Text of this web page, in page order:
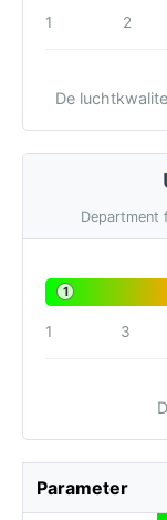
1 2
De
Department
1
1 3
Parameter